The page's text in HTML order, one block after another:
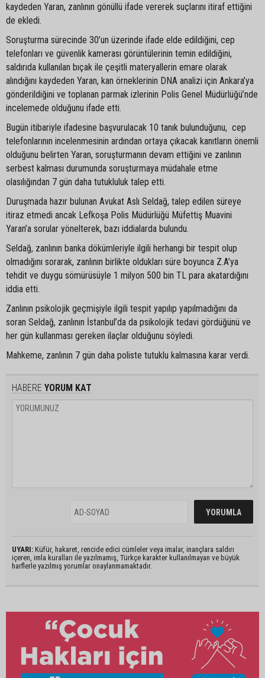
kaydeden Yaran, zanlının gönüllü ifade vererek suçlarını itiraf ettiğini
de ekledi.
Soruşturma sürecinde 30’un üzerinde ifade elde edildiğini, cep
telefonları ve güvenlik kamerası görüntülerinin temin edildiğini,
saldırıda kullanılan bıçak ile çeşitli materyallerin emare olarak
alındığını kaydeden Yaran, kan örneklerinin DNA analizi için Ankara’ya
gönderildiğini ve toplanan parmak izlerinin Polis Genel Müdürlüğü’nde
incelemede olduğunu ifade etti.
Bugün itibariyle ifadesine başvurulacak 10 tanık bulunduğunu, cep
telefonlarının incelenmesinin ardından ortaya çıkacak kanıtların önemli
olduğunu belirten Yaran, soruşturmanın devam ettiğini ve zanlının
serbest kalması durumunda soruşturmaya müdahale etme
olasılığından 7 gün daha tutukluluk talep etti.
Duruşmada hazır bulunan Avukat Aslı Seldağ, talep edilen süreye
itiraz etmedi ancak Lefkoşa Polis Müdürlüğü Müfettiş Muavini
Yaran’a sorular yönelterek, bazı iddialarda bulundu.
Seldağ, zanlının banka dökümleriyle ilgili herhangi bir tespit olup
olmadığını sorarak, zanlının birlikte oldukları süre boyunca Z.A’ya
tehdit ve duygu sömürüsüyle 1 milyon 500 bin TL para akatardığını
iddia etti.
Zanlının psikolojik geçmişiyle ilgili tespit yapılıp yapılmadığını da
soran Seldağ, zanlının İstanbul’da da psikolojik tedavi gördüğünü ve
her gün kullanması gereken ilaçlar olduğunu söyledi.
Mahkeme, zanlının 7 gün daha poliste tutuklu kalmasına karar verdi.
HABERE YORUM KAT
UYARI: Küfür, hakaret, rencide edici cümleler veya imalar, inançlara saldırı
içeren, imla kuralları ile yazılmamış, Türkçe karakter kullanılmayan ve büyük
harflerle yazılmış yorumlar onaylanmamaktadır.